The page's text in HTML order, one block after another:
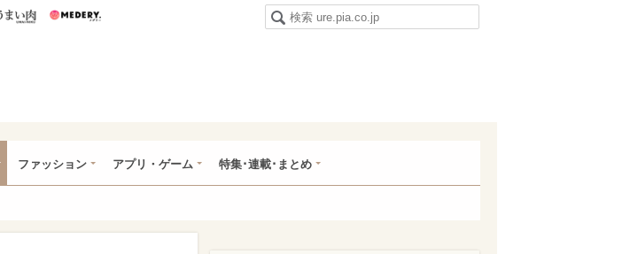
いパン うまい肉
ファッション アプリ・ゲーム 特集･連載･まとめ